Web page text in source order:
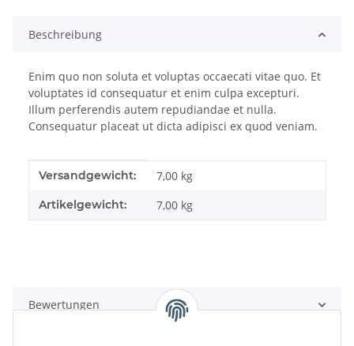
Beschreibung
Enim quo non soluta et voluptas occaecati vitae quo. Et
voluptates id consequatur et enim culpa excepturi.
Illum perferendis autem repudiandae et nulla.
Consequatur placeat ut dicta adipisci ex quod veniam.
Produkteigenschaft
Wert
Versandgewicht: 7,00 kg
Artikelgewicht: 7,00 kg
Bewertungen